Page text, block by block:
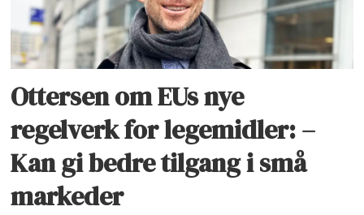
Ottersen om EUs nye
regelverk for legemidler: –
Kan gi bedre tilgang i små
markeder